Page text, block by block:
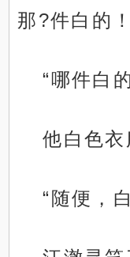
那?件白的
“哪件白
他白色衣
“随便，